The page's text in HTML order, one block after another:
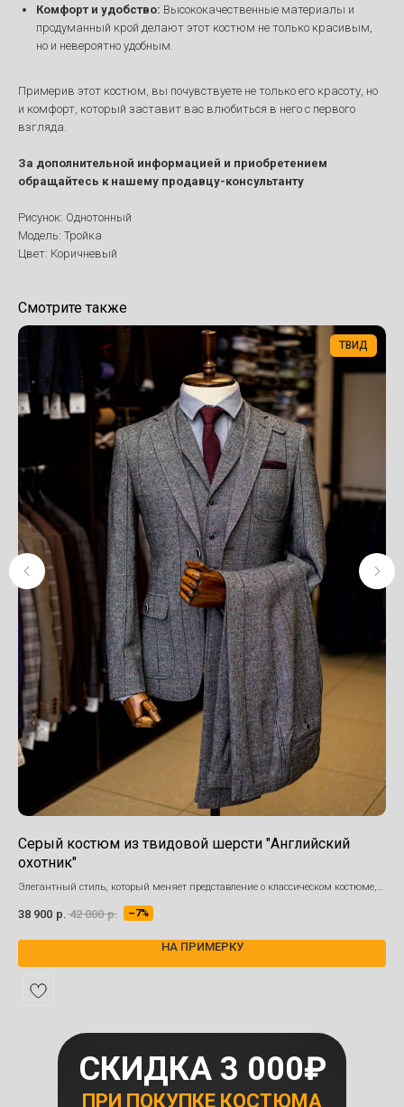
Комфорт и удобство: Высококачественные материалы и
продуманный крой делают этот костюм не только красивым,
но и невероятно удобным.
Примерив этот костюм, вы почувствуете не только его красоту, но
и комфорт, который заставит вас влюбиться в него с первого
взгляда.
За дополнительной информацией и приобретением
обращайтесь к нашему продавцу-консультанту
Рисунок: Однотонный
Модель: Тройка
Цвет: Коричневый
Смотрите также
ТВИД
Серый костюм из твидовой шерсти "Английский
охотник"
Элегантный стиль, который меняет представление о классическом костюме,
На рост до 210 см!
38 900 р. 42 000 р. –7%
НА ПРИМЕРКУ
ПРИ ПОКУПКЕ КОСТЮМА
СКИДКА 3 000₽